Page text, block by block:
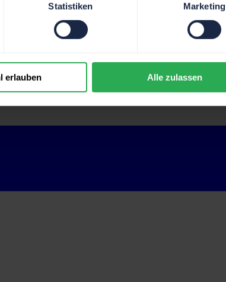
Statistiken Marketing
erlauben Alle zulassen